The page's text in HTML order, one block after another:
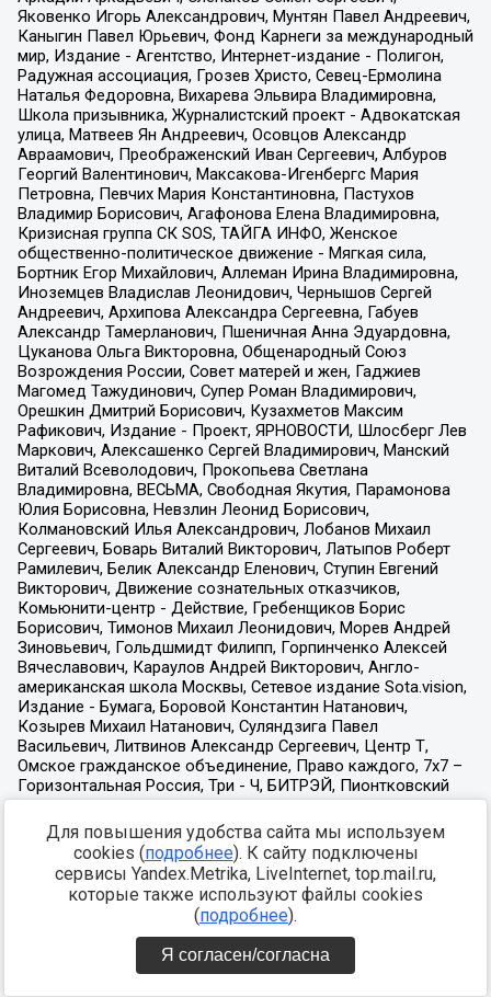
Для повышения удобства сайта мы используем
cookies (подробнее). К сайту подключены
сервисы Yandex.Metrika, LiveInternet, top.mail.ru,
которые также используют файлы cookies
(подробнее).
Я согласен/согласна